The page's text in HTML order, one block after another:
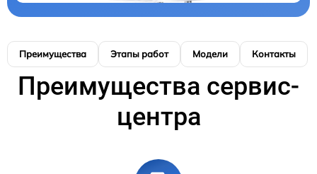
Преимущества Этапы работ Модели Контакты
Преимущества сервис-
центра